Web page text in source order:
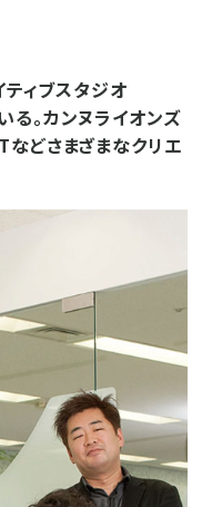
ィブスタジオ
る。カンヌライオンズ
などさまざまなクリエ